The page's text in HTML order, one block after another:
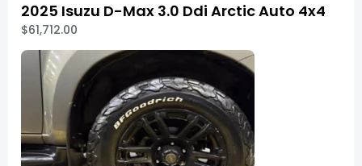
2025 Isuzu D-Max 3.0 Ddi Arctic Auto 4x4
$61,712.00